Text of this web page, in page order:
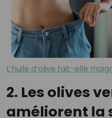
L’huile d’olive fait-elle
2. Les olives
améliorent la